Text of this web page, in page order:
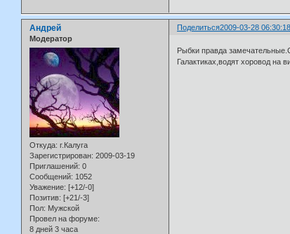
Поделиться2009-03-28 06:30:18
Андрей
Модератор
Откуда: г.Калуга
Зарегистрирован: 2009-03-19
Приглашений: 0
Сообщений: 1052
Уважение: [+12/-0]
Позитив: [+21/-3]
Пол: Мужской
Провел на форуме:
8 дней 3 часа
Рыбки правда
Галактиках,водят хоровод на